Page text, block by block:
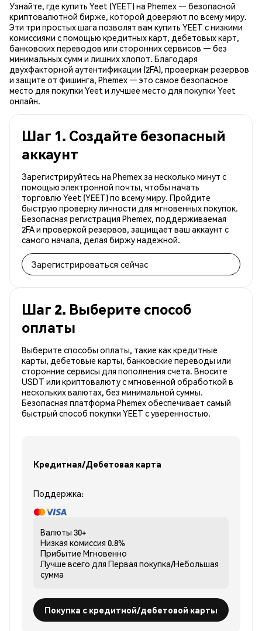
Узнайте, где купить Yeet (YEET) на Phemex — безопасной
криптовалютной бирже, которой доверяют по всему миру.
Эти три простых шага позволят вам купить YEET с низкими
комиссиями с помощью кредитных карт, дебетовых карт,
банковских переводов или сторонних сервисов — без
минимальных сумм и лишних хлопот. Благодаря
двухфакторной аутентификации (2FA), проверкам резервов
и защите от фишинга, Phemex — это самое безопасное
место для покупки Yeet и лучшее место для покупки Yeet
онлайн.
Шаг 1. Создайте безопасный
аккаунт
Зарегистрируйтесь на Phemex за несколько минут с
помощью электронной почты, чтобы начать
торговлю Yeet (YEET) по всему миру. Пройдите
быструю проверку личности для мгновенных покупок.
Безопасная регистрация Phemex, поддерживаемая
2FA и проверкой резервов, защищает ваш аккаунт с
самого начала, делая биржу надежной.
Зарегистрироваться сейчас
Шаг 2. Выберите способ
оплаты
Выберите способы оплаты, такие как кредитные
карты, дебетовые карты, банковские переводы или
сторонние сервисы для пополнения счета. Вносите
USDT или криптовалюту с мгновенной обработкой в
нескольких валютах, без минимальной суммы.
Безопасная платформа Phemex обеспечивает самый
быстрый способ покупки YEET с уверенностью.
Кредитная/Дебетовая карта
Поддержка:
Валюты 30+
Низкая комиссия 0.8%
Прибытие Мгновенно
Лучше всего для Первая покупка/Небольшая
сумма
Покупка с кредитной/дебетовой карты